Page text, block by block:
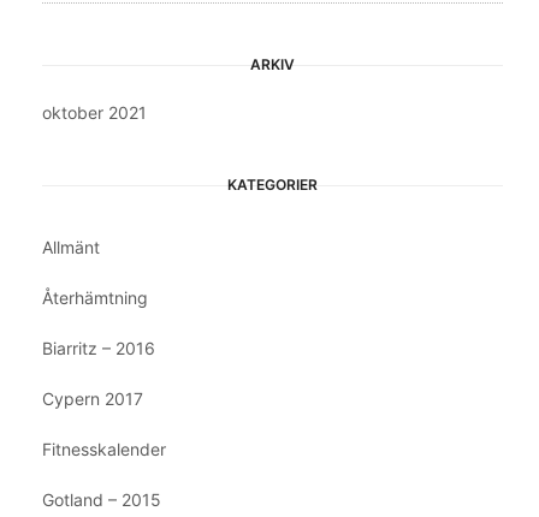
ARKIV
oktober 2021
KATEGORIER
Allmänt
Återhämtning
Biarritz – 2016
Cypern 2017
Fitnesskalender
Gotland – 2015